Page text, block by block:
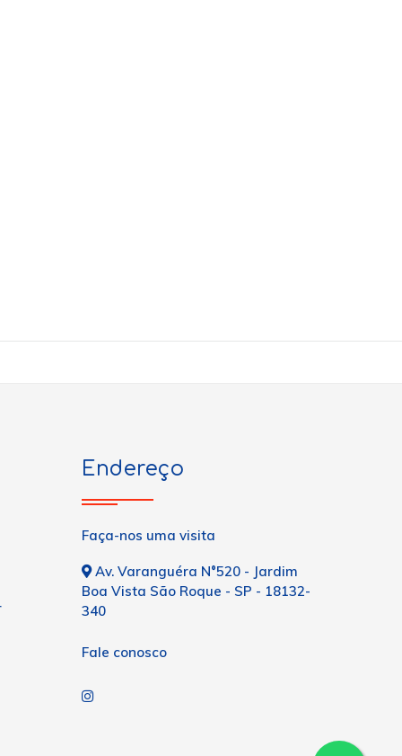
Endereço
Faça-nos uma visita
Av. Varanguéra N°520 - Jardim
Boa Vista São Roque - SP - 18132-
340
Fale conosco